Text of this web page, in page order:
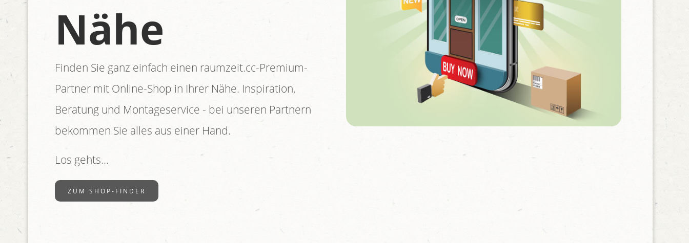
Nähe
Finden Sie ganz einfach einen raumzeit.cc-Premium-
Partner mit Online-Shop in Ihrer Nähe. Inspiration,
Beratung und Montageservice - bei unseren Partnern
bekommen Sie alles aus einer Hand.
Los gehts...
ZUM SHOP-FINDER